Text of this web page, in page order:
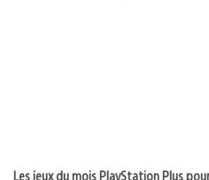
Les jeux du mois PlayStation Plus